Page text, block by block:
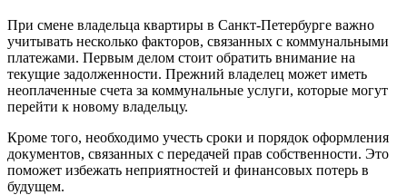
При смене владельца квартиры в Санкт-Петербурге важно
учитывать несколько факторов, связанных с коммунальными
платежами. Первым делом стоит обратить внимание на
текущие задолженности. Прежний владелец может иметь
неоплаченные счета за коммунальные услуги, которые могут
перейти к новому владельцу.
Кроме того, необходимо учесть сроки и порядок оформления
документов, связанных с передачей прав собственности. Это
поможет избежать неприятностей и финансовых потерь в
будущем.